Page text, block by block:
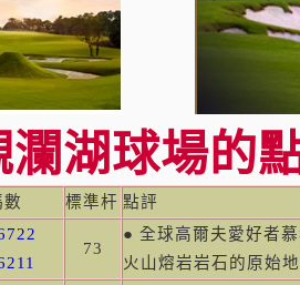
瀾湖球場的
數 標準杆 點評
73
● 全球高爾夫愛好者
火山熔岩岩石的原始